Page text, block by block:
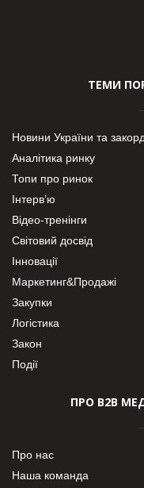
ТЕМИ
Новини України та
Аналітика ринку
Топи про ринок
Інтерв’ю
Відео-тренінги
Світовий досвід
Інновації
Маркетинг&Продажі
Закупки
Логістика
Закон
Події
ПРО В2В
Про нас
Наша команда